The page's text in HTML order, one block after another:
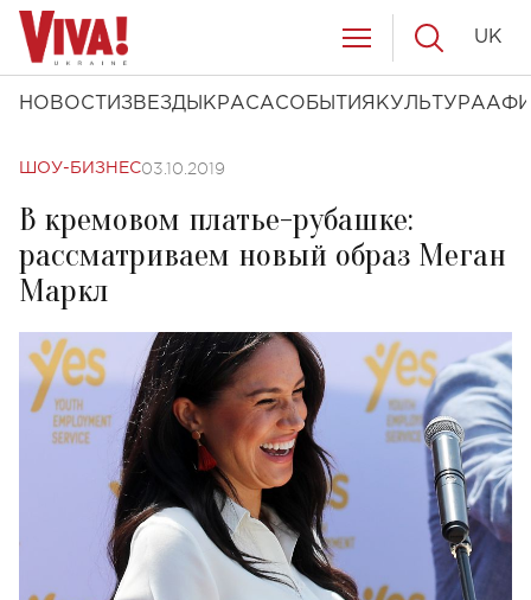
НОВОСТИ ЗВЕЗДЫ КРАСАСОБЫТИЯ КУЛЬТУРА
UK
ШОУ-БИЗНЕС03.10.2019
В кремовом платье-рубашке:
рассматриваем новый образ Меган
Маркл